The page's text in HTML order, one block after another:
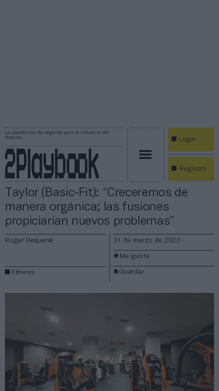
La plataforma de negocios para la industria del
deporte
Login
Registro
Taylor (Basic-Fit): “Creceremos de
manera orgánica; las fusiones
propiciarían nuevos problemas”
Roger Requena
Fitness
31 de marzo de 2023
Guardar
Me gusta